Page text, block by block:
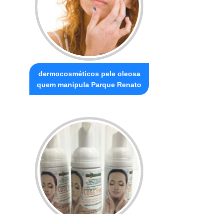
dermocosméticos pele oleosa
quem manipula Parque Renato